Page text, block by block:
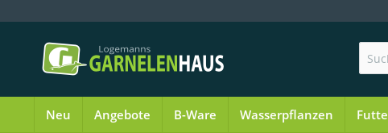
Neu Angebote B-Ware Wasserpflanzen